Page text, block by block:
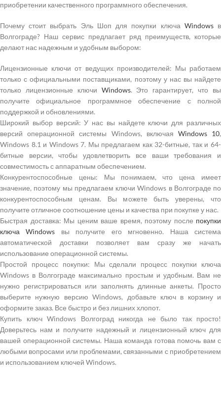
приобретении качественного программного обеспечения.
Почему стоит выбрать Эль Шоп для покупки ключа Windowsв
Волгограде? Наш сервис предлагает ряд преимуществ, которые
делают нас надежным и удобным выбором:
Лицензионные ключи от ведущих производителей: Мы работаем
только с официальными поставщиками, поэтому у нас вы найдете
только лицензионные ключи Windows. Это гарантирует, что вы
получите официальное программное обеспечение с полной
поддержкой и обновлениями.
Широкий выбор версий: У нас вы найдете ключи для различных
версий операционной системы Windows, включая Windows 10,
Windows 8.1 и Windows 7. Мы предлагаем как 32-битные, так и 64-
битные версии, чтобы удовлетворить все ваши требования и
совместимость с аппаратным обеспечением.
Конкурентоспособные цены: Мы понимаем, что цена имеет
значение, поэтому мы предлагаем ключи Windows в Волгограде по
конкурентоспособным ценам. Вы можете быть уверены, что
получите отличное соотношение цены и качества при покупке у нас.
Быстрая доставка: Мы ценим ваше время, поэтому после покупки
ключа Windows вы получите его мгновенно. Наша система
автоматической доставки позволяет вам сразу же начать
использование операционной системы.
Простой процесс покупки: Мы сделали процесс покупки ключа
Windows в Волгограде максимально простым и удобным. Вам не
нужно регистрироваться или заполнять длинные анкеты. Просто
выберите нужную версию Windows, добавьте ключ в корзину и
оформите заказ. Все быстро и без лишних хлопот.
Купить ключ Windows Волгоград никогда не было так просто!
Доверьтесь нам и получите надежный и лицензионный ключ для
вашей операционной системы. Наша команда готова помочь вам с
любыми вопросами или проблемами, связанными с приобретением
и использованием ключей Windows.